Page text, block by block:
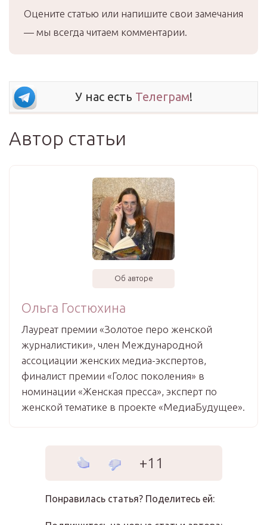
Оцените статью или напишите свои замечания
— мы всегда читаем комментарии.
У нас есть Телеграм!
Автор статьи
Об авторе
Ольга Гостюхина
Лауреат премии «Золотое перо женской
журналистики», член Международной
ассоциации женских медиа-экспертов,
финалист премии «Голос поколения» в
номинации «Женская пресса», эксперт по
женской тематике в проекте «МедиаБудущее».
+11
Понравилась статья? Поделитесь ей: